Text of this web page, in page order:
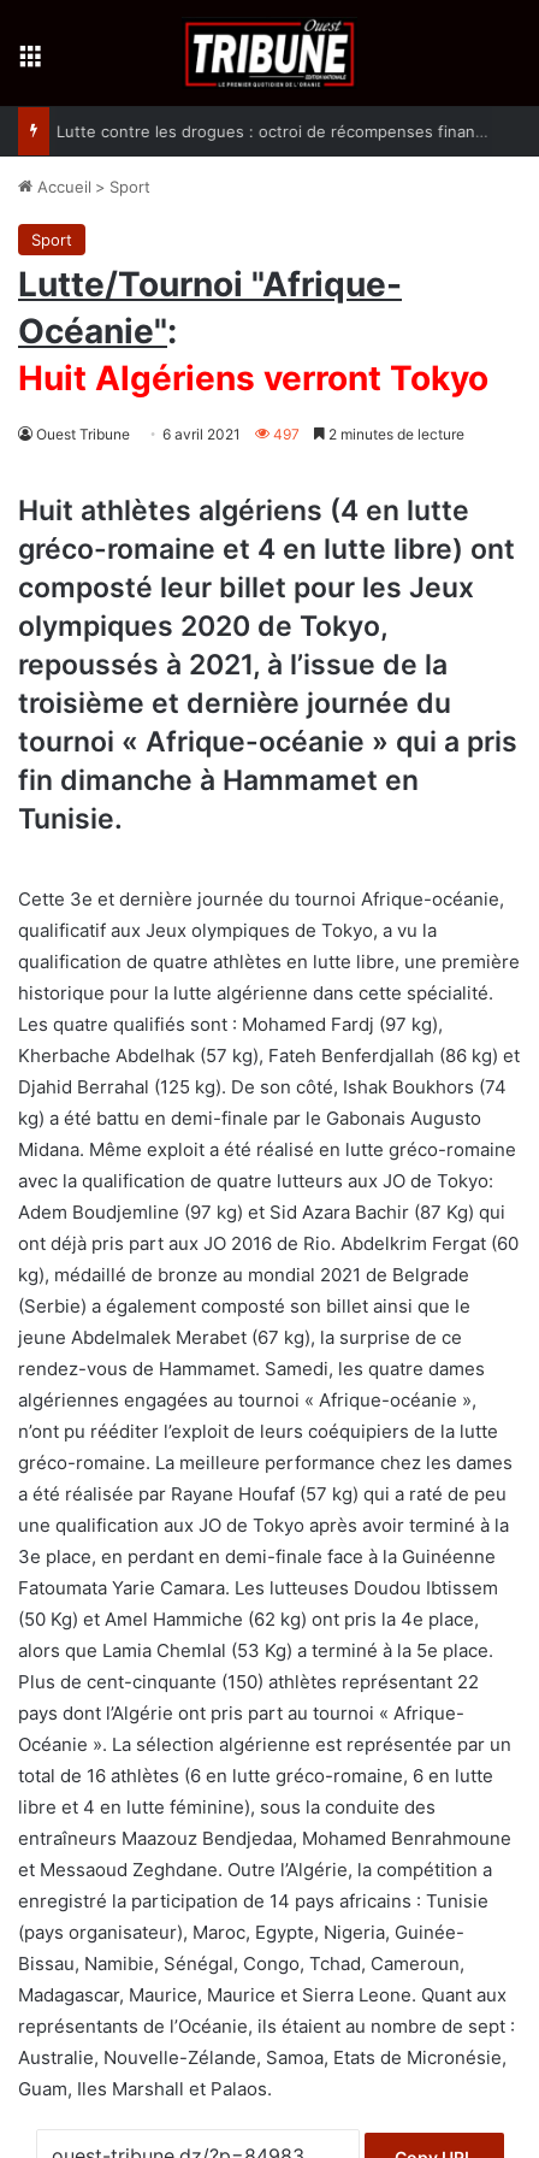
Lutte contre les drogues : octroi de récompenses financières aux dénonciateurs de trafiquants
Accueil > Sport
Sport
Lutte/Tournoi "Afrique-
Océanie":
Huit Algériens verront Tokyo
Ouest Tribune 6 avril 2021 497 2 minutes de lecture
Huit athlètes algériens (4 en lutte
gréco-romaine et 4 en lutte libre) ont
composté leur billet pour les Jeux
olympiques 2020 de Tokyo,
repoussés à 2021, à l’issue de la
troisième et dernière journée du
tournoi « Afrique-océanie » qui a pris
fin dimanche à Hammamet en
Tunisie.
Cette 3e et dernière journée du tournoi Afrique-océanie,
qualificatif aux Jeux olympiques de Tokyo, a vu la
qualification de quatre athlètes en lutte libre, une première
historique pour la lutte algérienne dans cette spécialité.
Les quatre qualifiés sont : Mohamed Fardj (97 kg),
Kherbache Abdelhak (57 kg), Fateh Benferdjallah (86 kg) et
Djahid Berrahal (125 kg). De son côté, Ishak Boukhors (74
kg) a été battu en demi-finale par le Gabonais Augusto
Midana. Même exploit a été réalisé en lutte gréco-romaine
avec la qualification de quatre lutteurs aux JO de Tokyo:
Adem Boudjemline (97 kg) et Sid Azara Bachir (87 Kg) qui
ont déjà pris part aux JO 2016 de Rio. Abdelkrim Fergat (60
kg), médaillé de bronze au mondial 2021 de Belgrade
(Serbie) a également composté son billet ainsi que le
jeune Abdelmalek Merabet (67 kg), la surprise de ce
rendez-vous de Hammamet. Samedi, les quatre dames
algériennes engagées au tournoi « Afrique-océanie »,
n’ont pu rééditer l’exploit de leurs coéquipiers de la lutte
gréco-romaine. La meilleure performance chez les dames
a été réalisée par Rayane Houfaf (57 kg) qui a raté de peu
une qualification aux JO de Tokyo après avoir terminé à la
3e place, en perdant en demi-finale face à la Guinéenne
Fatoumata Yarie Camara. Les lutteuses Doudou Ibtissem
(50 Kg) et Amel Hammiche (62 kg) ont pris la 4e place,
alors que Lamia Chemlal (53 Kg) a terminé à la 5e place.
Plus de cent-cinquante (150) athlètes représentant 22
pays dont l’Algérie ont pris part au tournoi « Afrique-
Océanie ». La sélection algérienne est représentée par un
total de 16 athlètes (6 en lutte gréco-romaine, 6 en lutte
libre et 4 en lutte féminine), sous la conduite des
entraîneurs Maazouz Bendjedaa, Mohamed Benrahmoune
et Messaoud Zeghdane. Outre l’Algérie, la compétition a
enregistré la participation de 14 pays africains : Tunisie
(pays organisateur), Maroc, Egypte, Nigeria, Guinée-
Bissau, Namibie, Sénégal, Congo, Tchad, Cameroun,
Madagascar, Maurice, Maurice et Sierra Leone. Quant aux
représentants de l’Océanie, ils étaient au nombre de sept :
Australie, Nouvelle-Zélande, Samoa, Etats de Micronésie,
Guam, Iles Marshall et Palaos.